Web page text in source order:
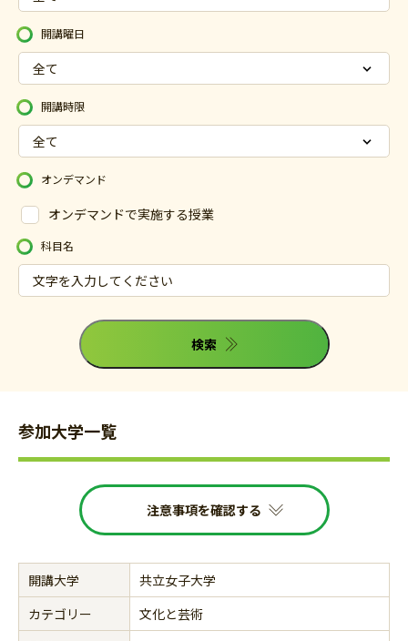
開講曜日
開講時限
オンデマンド
オンデマンドで実施する授業
科目名
検索
参加大学一覧
注意事項を確認する
開講大学
共立女子大学
カテゴリー
文化と芸術